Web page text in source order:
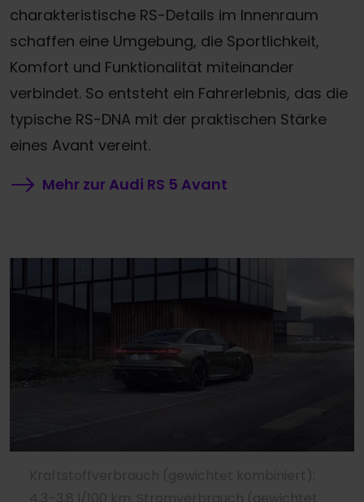
charakteristische RS-Details im Innenraum
schaffen eine Umgebung, die Sportlichkeit,
Komfort und Funktionalität miteinander
verbindet. So entsteht ein Fahrerlebnis, das die
typische RS-DNA mit der praktischen Stärke
eines Avant vereint.
Mehr zur Audi RS 5 Avant